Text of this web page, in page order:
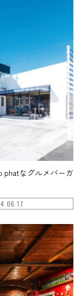
phatなグルメバーガ